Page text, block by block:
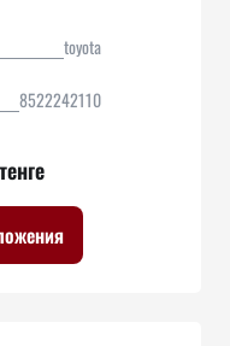
toyota
8522242110